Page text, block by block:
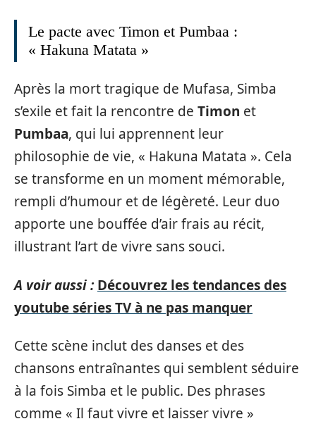
Le pacte avec Timon et Pumbaa :
« Hakuna Matata »
Après la mort tragique de Mufasa, Simba
s’exile et fait la rencontre de Timon et
Pumbaa, qui lui apprennent leur
philosophie de vie, « Hakuna Matata ». Cela
se transforme en un moment mémorable,
rempli d’humour et de légèreté. Leur duo
apporte une bouffée d’air frais au récit,
illustrant l’art de vivre sans souci.
A voir aussi : Découvrez les tendances des
youtube séries TV à ne pas manquer
Cette scène inclut des danses et des
chansons entraînantes qui semblent séduire
à la fois Simba et le public. Des phrases
comme « Il faut vivre et laisser vivre »